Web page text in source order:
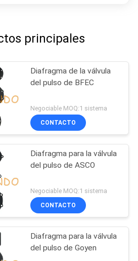
principales
Diafragma de la válvula
del pulso de BFEC
Negociable MOQ:1 sistema
CONTACTO
Diafragma para la válvula
del pulso de ASCO
Negociable MOQ:1 sistema
CONTACTO
Diafragma para la válvula
del pulso de Goyen